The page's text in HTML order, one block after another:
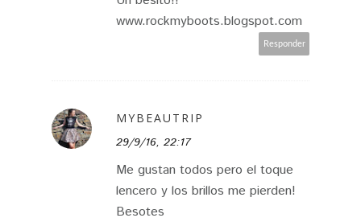
www.rockmyboots.blogspot.com
Responder
MYBEAUTRIP
29/9/16, 22:17
Me gustan todos pero el toque
lencero y los brillos me pierden!
Besotes